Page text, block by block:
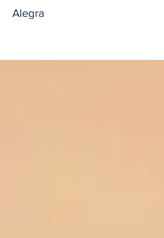
Alegra